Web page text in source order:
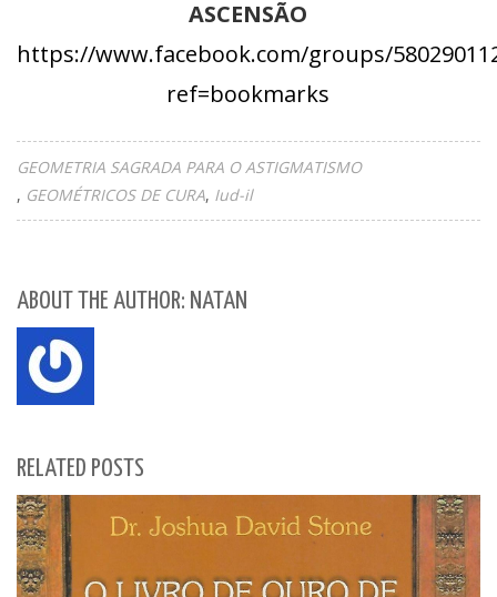
ASCENSÃO
https://www.facebook.com/groups/
ref=bookmarks
GEOMETRIA SAGRADA PARA O ASTIGMATISMO
GEOMÉTRICOS DE CURA Iud-il
ABOUT THE AUTHOR: NATAN
RELATED POSTS